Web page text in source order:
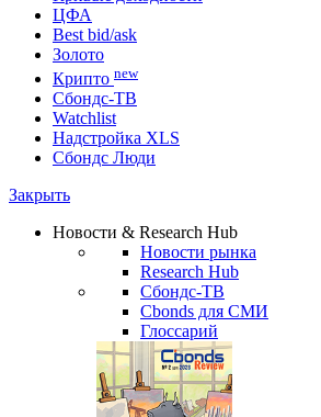
Портфель
Консенсусы
Поиск облигаций (ИИ)
Кривые доходности
ЦФА
Best bid/ask
Золото
Крипто new
Watchlist
Сбондс Люди
Новости & Research Hub
Новости рынка
Research Hub
Сбондс-ТВ
Cbonds для СМИ
Глоссарий